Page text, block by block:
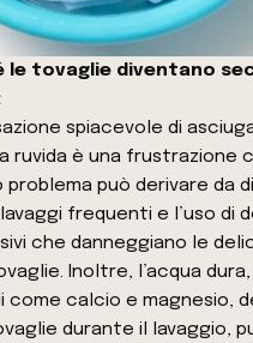
le tovaglie diventano
spiacevole di
ruvida è una frustrazione
problema può derivare da
frequenti e l’uso di
che danneggiano le
Inoltre, l’acqua
come calcio e magnesio,
durante il lavaggio,